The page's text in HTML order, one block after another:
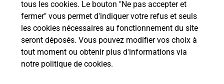
tous les cookies. Le bouton "Ne pas accepter et
fermer" vous permet d'indiquer votre refus et seuls
les cookies nécessaires au fonctionnement du site
seront déposés. Vous pouvez modifier vos choix à
tout moment ou obtenir plus d'informations via
notre politique de cookies.
Localiser Liste Puy-de-Dôme LES MARTRES D ARTIERE